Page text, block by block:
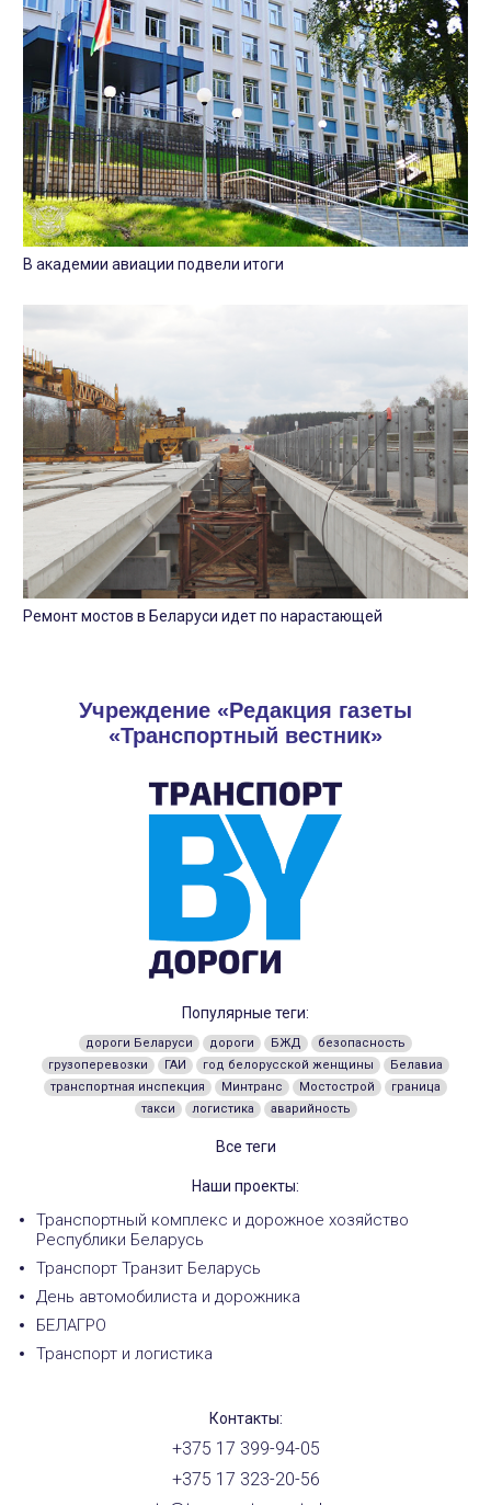
В академии авиации подвели итоги
Ремонт мостов в Беларуси идет по нарастающей
Учреждение «Редакция газеты
«Транспортный вестник»
Популярные теги:
дороги Беларуси дороги БЖД
безопасность
грузоперевозки
ГАИ год белорусской женщины
Белавиа
транспортная инспекция
Минтранс Мостострой
граница
такси
логистика аварийность
Все теги
Наши проекты:
Транспортный комплекс и дорожное хозяйство
Республики Беларусь
Транспорт Транзит Беларусь
День автомобилиста и дорожника
БЕЛАГРО
Транспорт и логистика
Контакты:
+375 17 399-94-05
+375 17 323-20-56